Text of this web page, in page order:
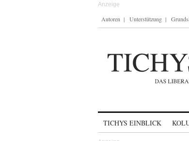
Autoren Unterstützung
TICHYS EINBLICK